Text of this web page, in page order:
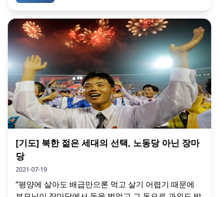
[기도] 북한 젊은 세대의 선택, 노동당 아닌 장마
당
2021-07-19
“평양에 살아도 배급만으론 먹고 살기 어렵기 때문에